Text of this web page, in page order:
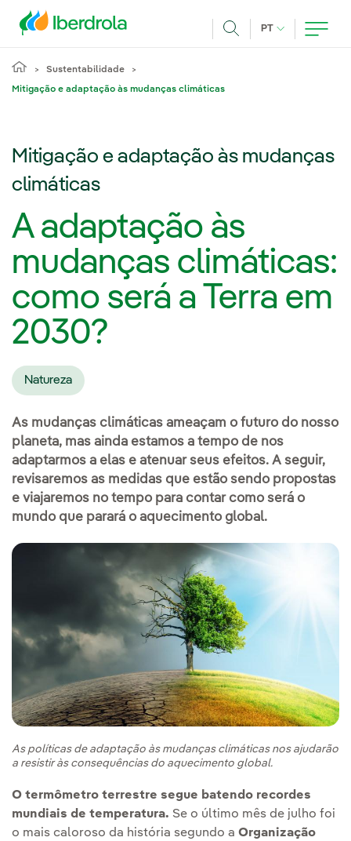
PT IDIOMA ATUAL,
Sustentabilidade
Mitigação e adaptação às mudanças climáticas
Mitigação e adaptação às mudanças
climáticas
A adaptação às
mudanças climáticas:
como será a Terra em
2030?
Natureza
As mudanças climáticas ameaçam o futuro do nosso
planeta, mas ainda estamos a tempo de nos
adaptarmos a elas e atenuar seus efeitos. A seguir,
revisaremos as medidas que estão sendo propostas
e viajaremos no tempo para contar como será o
mundo que parará o aquecimento global.
As políticas de adaptação às mudanças climáticas nos ajudarão
a resistir às consequências do aquecimento global.
O termômetro terrestre segue batendo recordes
mundiais de temperatura. Se o último mês de julho foi
o mais caloroso da história segundo a Organização